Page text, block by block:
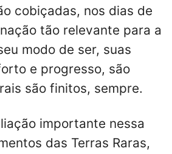
cobiçadas, nos dias de
tão relevante para a
modo de ser, suas
e progresso, são
são finitos, sempre.
importante nessa
das Terras Raras,